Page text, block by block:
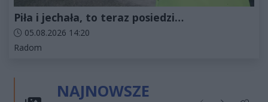
Piła i jechała, to teraz posiedzi…
Data dodania artykułu:
05.08.2026 14:20
Kategorie artykułu:
Radom
NAJNOWSZE